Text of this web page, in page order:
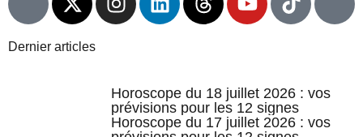
Dernier articles
Horoscope du 18 juillet 2026 : vos
prévisions pour les 12 signes
Horoscope du 17 juillet 2026 : vos